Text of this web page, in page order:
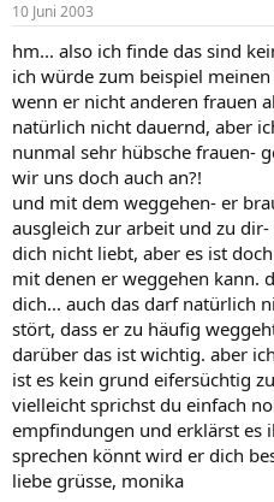
10 Juni 2003
hm... also ich finde das sind
ich würde zum beispiel
wenn er nicht anderen frauen
natürlich nicht dauernd, aber
nunmal sehr hübsche frauen-
wir uns doch auch an?!
und mit dem weggehen- er
ausgleich zur arbeit und zu
dich nicht liebt, aber es ist
mit denen er weggehen kann.
dich... auch das darf natürlich
stört, dass er zu häufig
darüber das ist wichtig. aber
ist es kein grund eifersüchtig
vielleicht sprichst du einfach
empfindungen und erklärst es
sprechen könnt wird er dich
liebe grüsse, monika